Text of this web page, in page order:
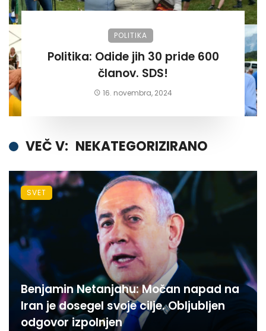
POLITIKA
Politika: Odide jih 30 pride 600
članov. SDS!
16. novembra, 2024
VEČ V: NEKATEGORIZIRANO
Benjamin Netanjahu: Močan napad na
Iran je dosegel svoje cilje. Obljubljen
odgovor izpolnjen
SVET